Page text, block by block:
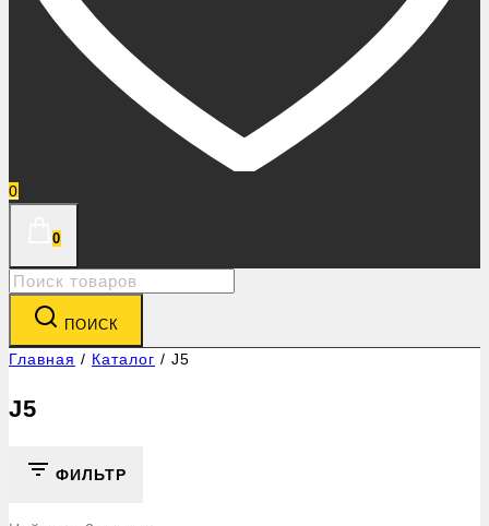
0
0
Search
for:
ПОИСК
Главная / Каталог / J5
J5
ФИЛЬТР